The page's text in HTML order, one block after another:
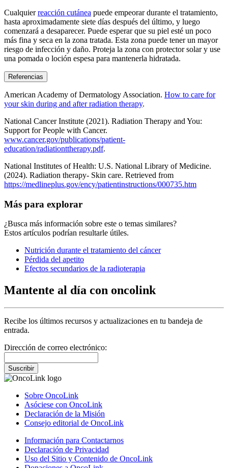
Cualquierreacción cutánea puede empeorar durante el tratamiento,
hasta aproximadamente siete días después del último, y luego
comenzará a desaparecer. Puede esperar que su piel esté un poco
más fina y seca en la zona tratada. Esta zona puede tener un mayor
riesgo de infección y daño. Proteja la zona con protector solar y use
una pomada o loción espesa para mantenerla hidratada.
Referencias
American Academy of Dermatology Association. How to care for
your skin during and after radiation therapy.
National Cancer Institute (2021). Radiation Therapy and You:
Support for People with Cancer.
www.cancer.gov/publications/patient-
education/radiationttherapy.pdf.
National Institutes of Health: U.S. National Library of Medicine.
(2024). Radiation therapy- Skin care. Retrieved from
https://medlineplus.gov/ency/patientinstructions/000735.htm
Más para explorar
¿Busca más información sobre este o temas similares?
Estos artículos podrían resultarle útiles.
Nutrición durante el tratamiento del cáncer
Pérdida del apetito
Efectos secundarios de la radioterapia
Mantente al día con oncolink
Recibe los últimos recursos y actualizaciones en tu bandeja de
entrada.
Dirección de correo electrónico:
Suscribir
Sobre OncoLink
Asóciese con OncoLink
Declaración de la Misión
Consejo editorial de OncoLink
Información para Contactarnos
Declaración de Privacidad
Uso del Sitio y Contenido de OncoLink